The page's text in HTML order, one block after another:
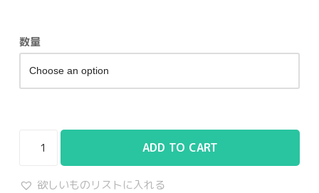
数量
ADD TO CART
欲しいものリストに入れる